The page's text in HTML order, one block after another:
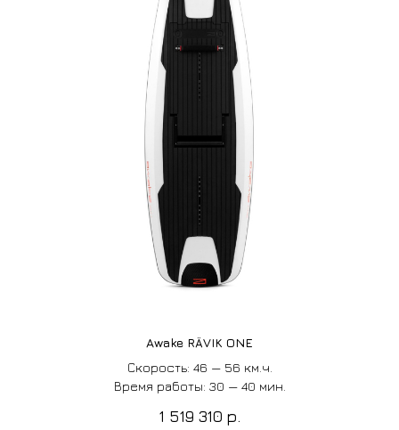
Awake RÄVIK ONE
Скорость: 46 — 56 км.ч.
Время работы: 30 — 40 мин.
1 519 310 р.